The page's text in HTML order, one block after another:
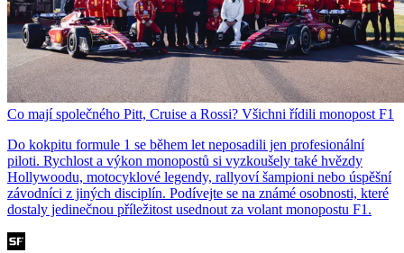
Co mají společného Pitt, Cruise a Rossi? Všichni řídili monopost F1
Do kokpitu formule 1 se během let neposadili jen profesionální
piloti. Rychlost a výkon monopostů si vyzkoušely také hvězdy
Hollywoodu, motocyklové legendy, rallyoví šampioni nebo úspěšní
závodníci z jiných disciplín. Podívejte se na známé osobnosti, které
dostaly jedinečnou příležitost usednout za volant monopostu F1.